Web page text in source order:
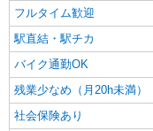
フルタイム歓迎
駅直結・駅チカ
バイク通勤OK
残業少なめ（月20h未満）
社会保険あり